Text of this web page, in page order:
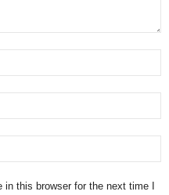
in this browser for the next time I